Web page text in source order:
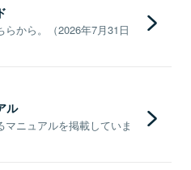
から。（2026年7月31日
ル
ニュアルを掲載していま